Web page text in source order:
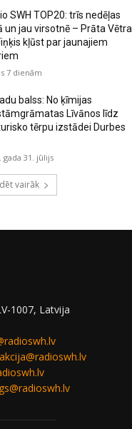
SWH TOP20: trīs nedēļas
un jau virsotnē – Prāta Vētra
kļūst par jaunajiem
7 dienām
balss: No ķīmijas
Līvānos līdz
tērpu izstādei Durbes
gada 31. jūlijs
vairāk
1007, Latvija